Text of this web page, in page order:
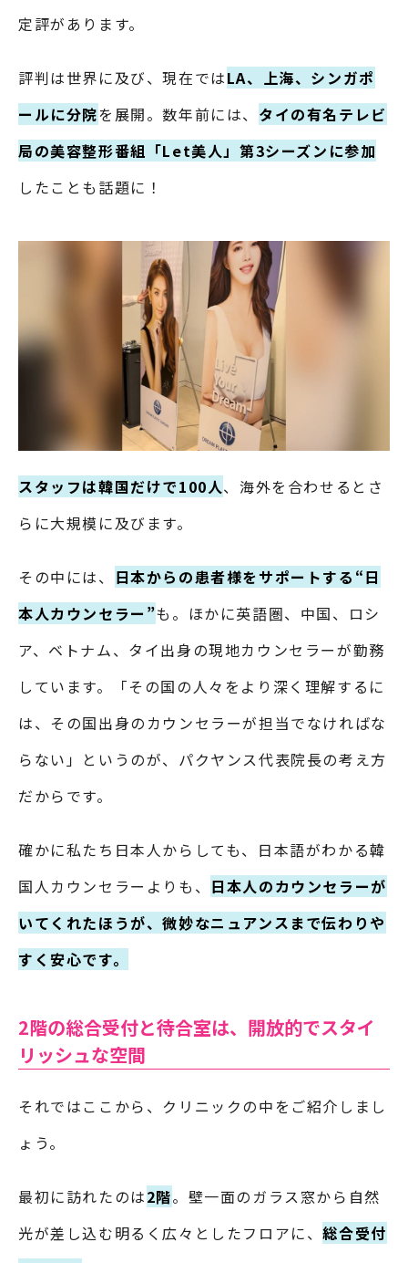
定評があります。
評判は世界に及び、現在ではLA、上海、シンガポ
ールに分院を展開。数年前には、 タイの有名テレビ
局の美容整形番組「Let美人」第3シーズンに参加
したことも話題に！
スタッフは韓国だけで100人、海外を合わせるとさ
らに大規模に及びます。
その中には、 日本からの患者様をサポートする“日
本人カウンセラー”も。ほかに英語圏、中国、ロシ
ア、ベトナム、タイ出身の現地カウンセラーが勤務
しています。「その国の人々をより深く理解するに
は、その国出身のカウンセラーが担当でなければな
らない」というのが、パクヤンス代表院長の考え方
だからです。
確かに私たち日本人からしても、日本語がわかる韓
国人カウンセラーよりも、 日本人のカウンセラーが
いてくれたほうが、微妙なニュアンスまで伝わりや
すく安心です。
2階の総合受付と待合室は、開放的でスタイ
リッシュな空間
それではここから、クリニックの中をご紹介しまし
ょう。
最初に訪れたのは2階。壁一面のガラス窓から自然
光が差し込む明るく広々としたフロアに、総合受付